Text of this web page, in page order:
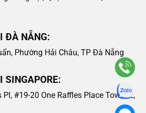
ĐÀ NẴNG:
Phường Hải Châu, TP Đà Nẵng
SINGAPORE:
Pl, #19-20 One Raffles Place Tower 2,